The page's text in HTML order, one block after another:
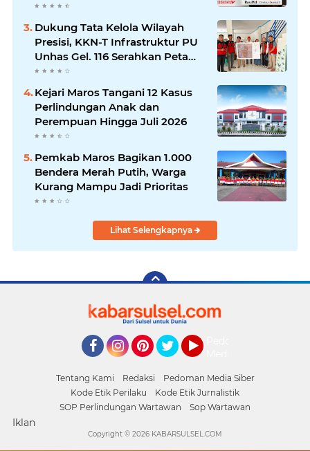
Dukung Tata Kelola Wilayah
Presisi, KKN-T Infrastruktur PU
Unhas Gel. 116 Serahkan Peta
Batas Dusun Berbasis GIS ke
Desa Bonto Matene
Kejari Maros Tangani 12 Kasus
Perlindungan Anak dan
Perempuan Hingga Juli 2026
Pemkab Maros Bagikan 1.000
Bendera Merah Putih, Warga
Kurang Mampu Jadi Prioritas
Lihat Selengkapnya
Tentang Kami Redaksi
Pedoman Media Siber
Kode Etik Perilaku
Kode Etik Jurnalistik
SOP Perlindungan Wartawan
Sop Wartawan
Iklan
Copyright © 2026 KABARSULSEL.COM